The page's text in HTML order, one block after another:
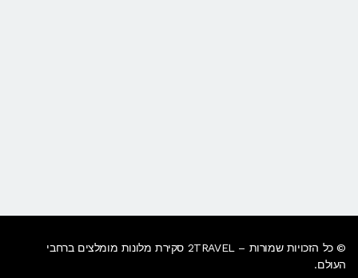
© כל הזכויות שמורות – 2TRAVEL סקירת מלונות מומלצים ברחבי
העולם.